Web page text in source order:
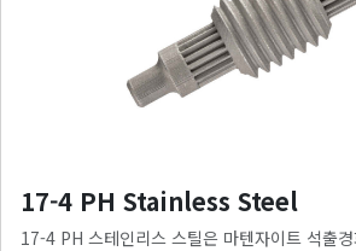
17-4 PH Stainless Steel
17-4 PH 스테인리스 스틸은 마텐자이트 석출